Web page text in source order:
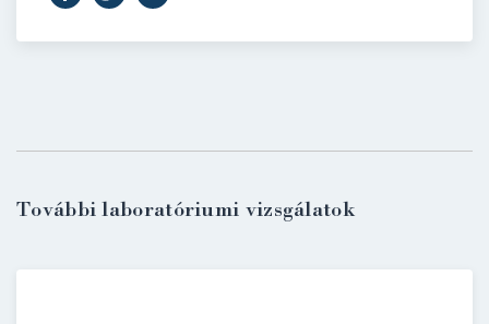
További laboratóriumi vizsgálatok